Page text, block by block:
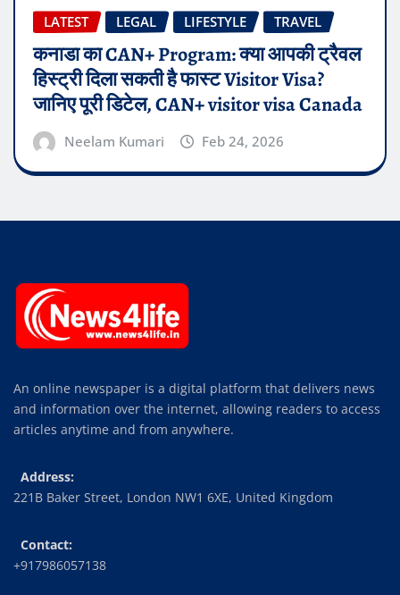
LATEST LEGAL LIFESTYLE TRAVEL
कनाडा का CAN+ Program: क्या आपकी ट्रैवल
हिस्ट्री दिला सकती है फास्ट Visitor Visa?
जानिए पूरी डिटेल, CAN+ visitor visa Canada
Neelam Kumari Feb 24, 2026
An online newspaper is a digital platform that delivers news
and information over the internet, allowing readers to access
articles anytime and from anywhere.
Address:
221B Baker Street, London NW1 6XE, United Kingdom
Contact:
+917986057138